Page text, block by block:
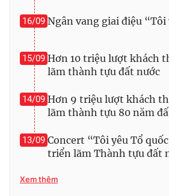
16/09 Ngân vang giai điệu “Tôi
15/09 Hơn 10 triệu lượt khách
lãm thành tựu đất nước
14/09 Hơn 9 triệu lượt khách
lãm thành tựu 80 năm
13/09 Concert “Tôi yêu Tổ
triển lãm Thành tựu đất
Xem thêm